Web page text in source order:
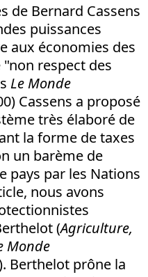
de Bernard Cassens
puissances
aux économies des
respect des
Le Monde
Cassens a proposé
très élaboré de
la forme de taxes
un barème de
pays par les Nations
nous avons
(Agriculture,
Monde
Berthelot prône la